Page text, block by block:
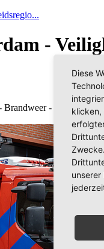
-
Brandweer - HLF - 17-
Diese
klicken,
unserer